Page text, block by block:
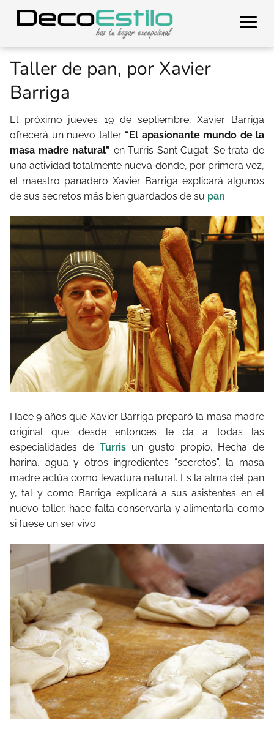
Taller de pan, por Xavier
Barriga
El próximo jueves 19 de septiembre, Xavier Barriga
ofrecerá un nuevo taller “El apasionante mundo de la
masa madre natural” en Turris Sant Cugat. Se trata de
una actividad totalmente nueva donde, por primera vez,
el maestro panadero Xavier Barriga explicará algunos
de sus secretos más bien guardados de su pan.
Hace 9 años que Xavier Barriga preparó la masa madre
original que desde entonces le da a todas las
especialidades de Turris un gusto propio. Hecha de
harina, agua y otros ingredientes “secretos”, la masa
madre actúa como levadura natural. Es la alma del pan
y, tal y como Barriga explicará a sus asistentes en el
nuevo taller, hace falta conservarla y alimentarla como
si fuese un ser vivo.